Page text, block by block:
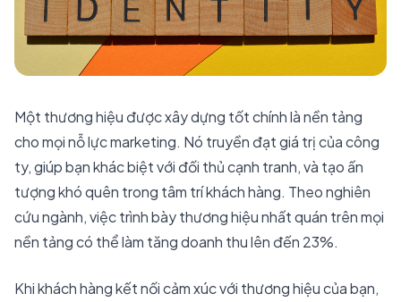
Một thương hiệu được xây dựng tốt chính là nền tảng
cho mọi nỗ lực marketing. Nó truyền đạt giá trị của công
ty, giúp bạn khác biệt với đối thủ cạnh tranh, và tạo ấn
tượng khó quên trong tâm trí khách hàng. Theo nghiên
cứu ngành, việc trình bày thương hiệu nhất quán trên mọi
nền tảng có thể làm tăng doanh thu lên đến 23%.
Khi khách hàng kết nối cảm xúc với thương hiệu của bạn,